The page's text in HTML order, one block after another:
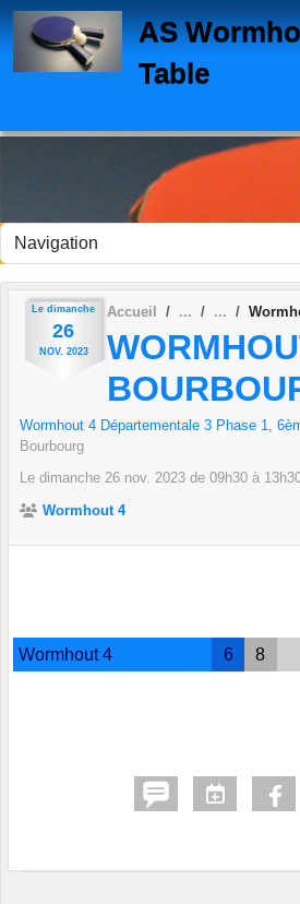
AS
Table
Le dimanche
26
NOV. 2023
Accueil
Wormhout 4 Départementale 3 Phase 1,
Bourbourg
Le dimanche 26 nov. 2023 de 09h30 à
Wormhout 4
Wormhout 4 6 8
Panneau de gestion des cookies